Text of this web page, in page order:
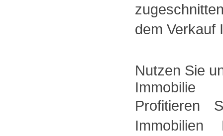
dem Verkauf
Nutzen Sie
Immobilie
Profitieren